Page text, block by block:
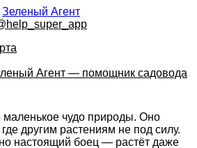
Зеленый Агент
Агент — помощник садовода
маленькое чудо природы. Оно
другим растениям не под силу.
настоящий боец — растёт даже